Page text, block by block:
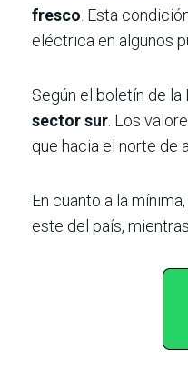
fresco . Esta
eléctrica en algunos
Según el boletín de
sector sur . Los
que hacia el norte de
En cuanto a la
este del país,